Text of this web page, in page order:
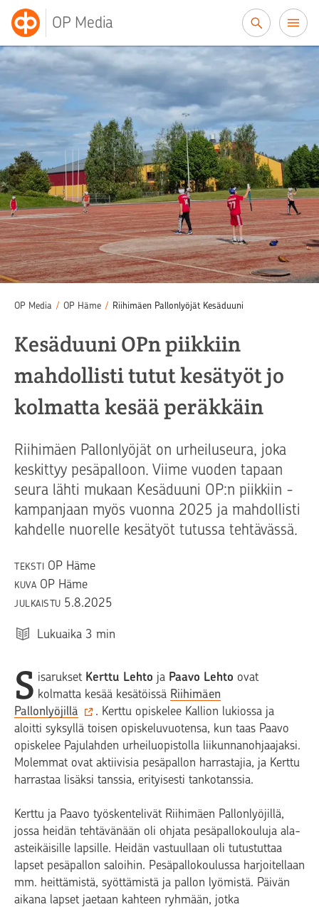
OP Media
OP Media / OP Häme / Riihimäen Pallonlyöjät Kesäduuni
Kesäduuni OPn piikkiin
mahdollisti tutut kesätyöt jo
kolmatta kesää peräkkäin
Riihimäen Pallonlyöjät on urheiluseura, joka
keskittyy pesäpalloon. Viime vuoden tapaan
seura lähti mukaan Kesäduuni OP:n piikkiin -
kampanjaan myös vuonna 2025 ja mahdollisti
kahdelle nuorelle kesätyöt tutussa tehtävässä.
TEKSTI OP Häme
KUVA OP Häme
JULKAISTU 5.8.2025
Lukuaika 3 min
S isarukset Kerttu Lehto ja Paavo Lehto ovat
kolmatta kesää kesätöissä Riihimäen
Pallonlyöjillä
. Kerttu opiskelee Kallion lukiossa ja
aloitti syksyllä toisen opiskeluvuotensa, kun taas Paavo
opiskelee Pajulahden urheiluopistolla liikunnanohjaajaksi.
Molemmat ovat aktiivisia pesäpallon harrastajia, ja Kerttu
harrastaa lisäksi tanssia, erityisesti tankotanssia.
Kerttu ja Paavo työskentelivät Riihimäen Pallonlyöjillä,
jossa heidän tehtävänään oli ohjata pesäpallokouluja ala-
asteikäisille lapsille. Heidän vastuullaan oli tutustuttaa
lapset pesäpallon saloihin. Pesäpallokoulussa harjoitellaan
mm. heittämistä, syöttämistä ja pallon lyömistä. Päivän
aikana lapset jaetaan kahteen ryhmään, jotka